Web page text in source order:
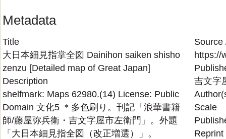
Metadata
Title
大日本細見指掌全図 Dainihon saiken shisho
zenzu [Detailed map of Great Japan]
Description
shelfmark: Maps 62980.(14) License: Public
Domain 文化5 ＊多色刷り。刊記「浪華書籍
師/藤屋弥兵衛・吉文字屋市左衛門」。外題
「大日本細見指全図（改正増選）」。
Source
https://
吉文字
Scale
Reprint